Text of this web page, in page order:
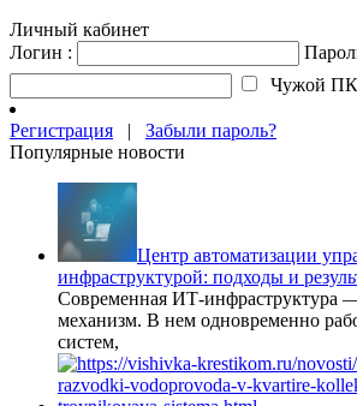
Личный кабинет
Логин :
Чужой ПК
Регистрация | Забыли пароль?
Популярные новости
Центр автоматизации
инфраструктурой: подходы и
Современная ИТ-инфраструктура
механизм. В нем одновременно
систем,